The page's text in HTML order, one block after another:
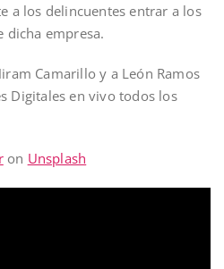
a los delincuentes entrar a los
dicha empresa.
Camarillo y a León Ramos
Digitales en vivo todos los
on Unsplash